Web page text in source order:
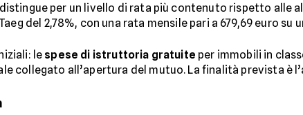
per un livello di rata più contenuto rispetto alle
del 2,78%, con una rata mensile pari a 679,69 euro su
le spese di istruttoria gratuite per immobili in
collegato all’apertura del mutuo. La finalità prevista è